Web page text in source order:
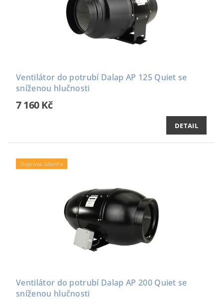
Ventilátor do potrubí Dalap AP 125 Quiet se
sníženou hlučnosti
7 160 Kč
DETAIL
Doprava zdarma
Ventilátor do potrubí Dalap AP 200 Quiet se
sníženou hlučnosti